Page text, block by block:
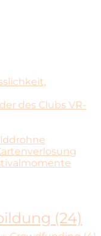
des Clubs VR-
(24)